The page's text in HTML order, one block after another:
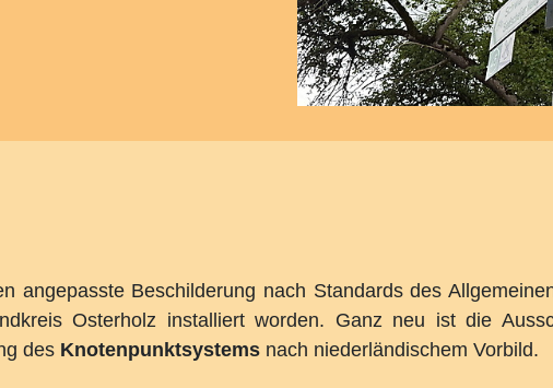
angepasste Beschilderung nach Standards des
Osterholz installiert worden. Ganz neu ist die
des Knotenpunktsystems nach niederländischem Vorbild.